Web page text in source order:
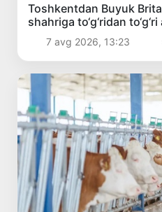
Toshkentdan Buyuk
shahriga to‘g‘ridan
qo‘yish masalasi ko‘rib
7 avg 2026, 13:23